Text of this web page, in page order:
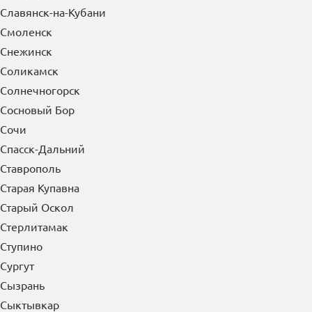
Славянск-на-Кубани
Смоленск
Снежинск
Соликамск
Солнечногорск
Сосновый Бор
Сочи
Спасск-Дальний
Ставрополь
Старая Купавна
Старый Оскол
Стерлитамак
Ступино
Сургут
Сызрань
Сыктывкар